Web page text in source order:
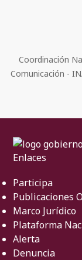
Coordinación
Comunicación -
Enlaces
Participa
Publicaciones
Marco Jurídico
Plataforma
Alerta
Denuncia